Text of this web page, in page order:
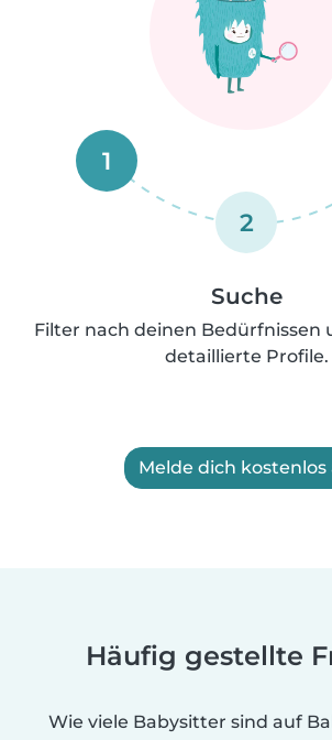
1
2
Suche
Filter nach deinen Bedürfnissen
detaillierte Profile.
Melde dich kostenlos
Häufig gestellte
Wie viele Babysitter sind auf